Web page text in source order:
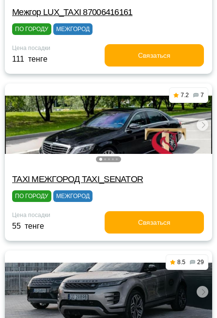
Межгор LUX_TAXI 87006416161
ПО ГОРОДУ МЕЖГОРОД
Цена посадки
111 тенге Связаться
7.2 7
TAXI МЕЖГОРОД TAXI_SENATOR
ПО ГОРОДУ МЕЖГОРОД
Цена посадки
55 тенге Связаться
8.5 29